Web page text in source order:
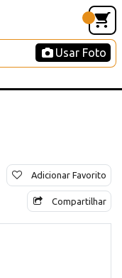
Usar Foto
Adicionar Favorito
Compartilhar